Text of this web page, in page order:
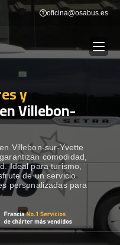
oficina@osabus.es
Show dropdown
Show dropdown
y
en Villebon-
Villebon-sur-Yvette
comodidad,
Ideal para turismo,
de un servicio
personalizadas para